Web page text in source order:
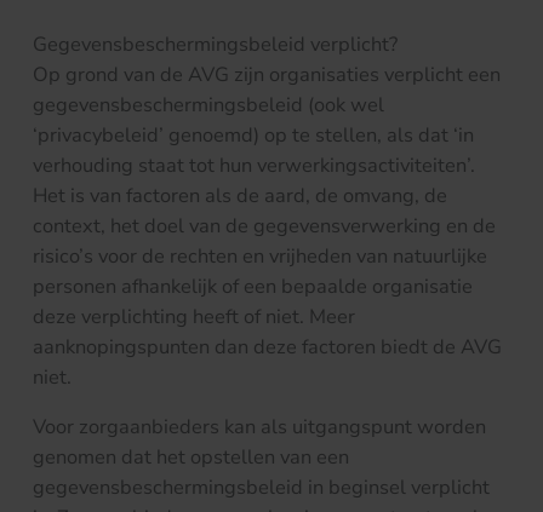
Gegevensbeschermingsbeleid verplicht?
Op grond van de AVG zijn organisaties verplicht een
gegevensbeschermingsbeleid (ook wel
‘privacybeleid’ genoemd) op te stellen, als dat ‘in
verhouding staat tot hun verwerkingsactiviteiten’.
Het is van factoren als de aard, de omvang, de
context, het doel van de gegevensverwerking en de
risico’s voor de rechten en vrijheden van natuurlijke
personen afhankelijk of een bepaalde organisatie
deze verplichting heeft of niet. Meer
aanknopingspunten dan deze factoren biedt de AVG
niet.
Voor zorgaanbieders kan als uitgangspunt worden
genomen dat het opstellen van een
gegevensbeschermingsbeleid in beginsel verplicht